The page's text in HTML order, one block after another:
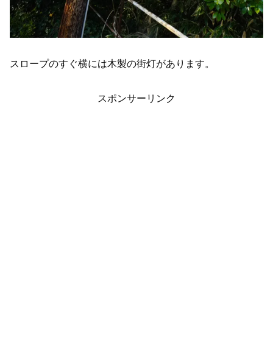
スロープのすぐ横には木製の街灯があります。
スポンサーリンク